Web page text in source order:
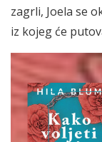
zagrli, Joela se
iz kojeg će